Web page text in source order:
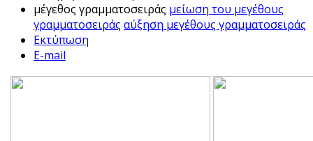
μέγεθος γραμματοσειράς μείωση του μεγέθους
γραμματοσειράς αύξηση μεγέθους γραμματοσειράς
Εκτύπωση
E-mail